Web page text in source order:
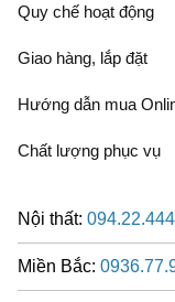
Quy chế hoạt động
Giao hàng, lắp đặt
Hướng dẫn mua
Chất lượng phục vụ
Nội thất:
Miền Bắc: